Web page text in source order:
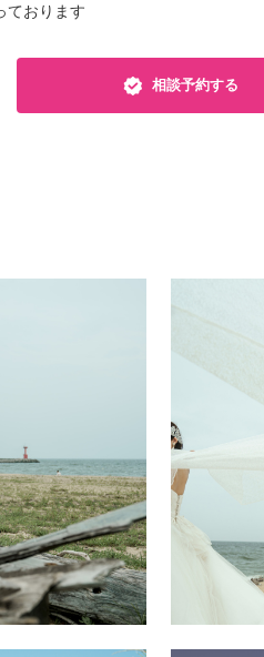
ております
相談予約する